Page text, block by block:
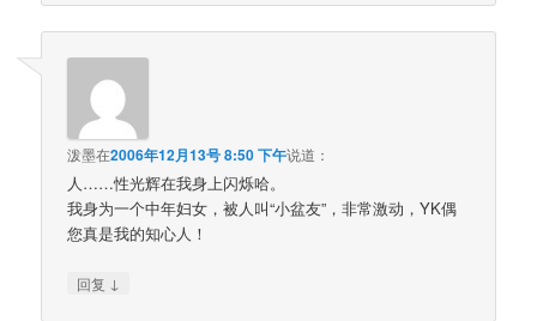
泼墨在2006年12月13号 8:50 下午说道：
人……性光辉在我身上闪烁哈。
我身为一个中年妇女，被人叫“小盆友”，非常激动，YK偶
您真是我的知心人！
回复 ↓